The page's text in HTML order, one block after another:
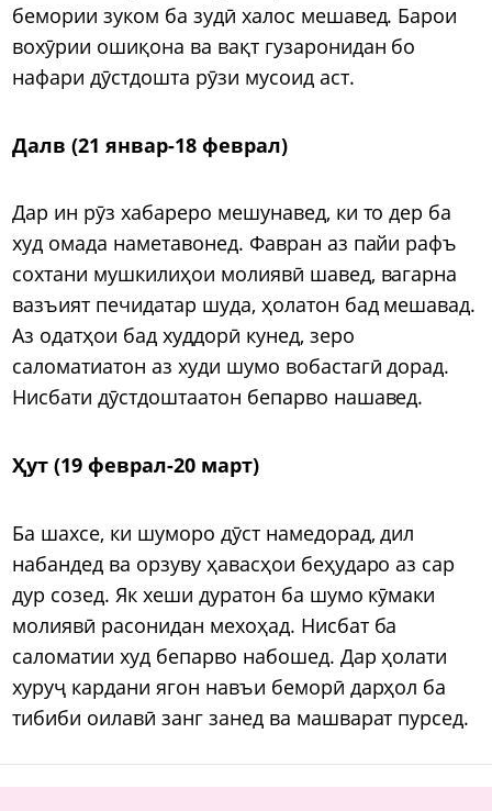
бемории зуком ба зудӣ халос мешавед. Барои
вохӯрии ошиқона ва вақт гузаронидан бо
нафари дӯстдошта рӯзи мусоид аст.
Далв (21 январ-18 феврал)
Дар ин рӯз хабареро мешунавед, ки то дер ба
худ омада наметавонед. Фавран аз пайи рафъ
сохтани мушкилиҳои молиявӣ шавед, вагарна
вазъият печидатар шуда, ҳолатон бад мешавад.
Аз одатҳои бад худдорӣ кунед, зеро
саломатиатон аз худи шумо вобастагӣ дорад.
Нисбати дӯстдоштаатон бепарво нашавед.
Ҳут (19 феврал-20 март)
Ба шахсе, ки шуморо дӯст намедорад, дил
набандед ва орзуву ҳавасҳои беҳударо аз сар
дур созед. Як хеши дуратон ба шумо кӯмаки
молиявӣ расонидан мехоҳад. Нисбат ба
саломатии худ бепарво набошед. Дар ҳолати
хуруҷ кардани ягон навъи беморӣ дарҳол ба
тибиби оилавӣ занг занед ва машварат пурсед.